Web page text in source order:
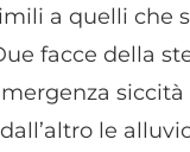
a quelli che
facce della
le